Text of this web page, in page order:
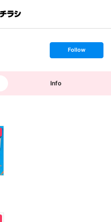
s
t
o
Follow
Info